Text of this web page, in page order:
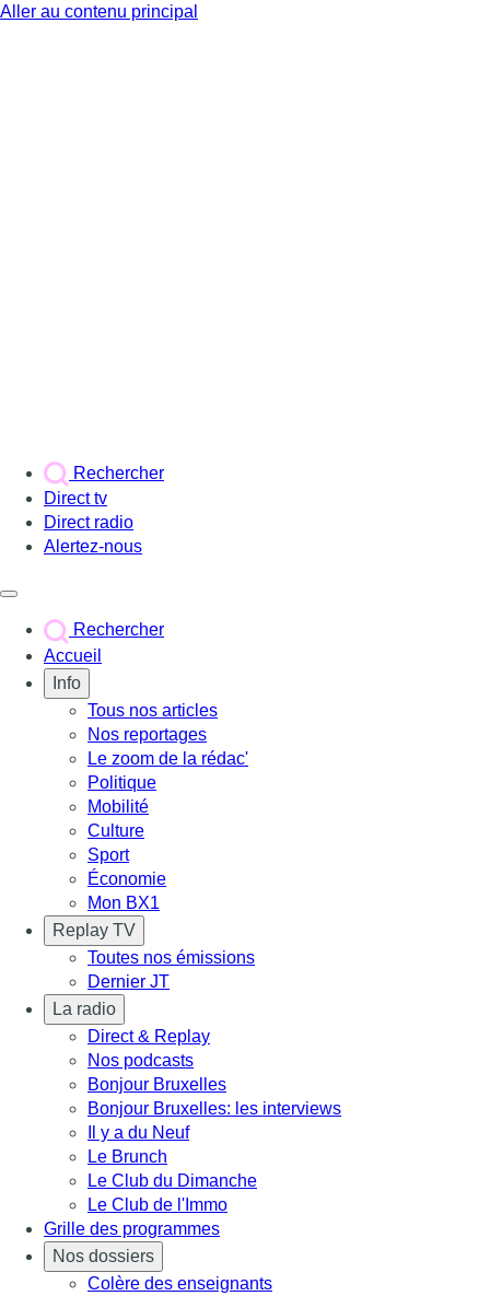
Aller au contenu principal
Rechercher
Direct tv
Direct radio
Alertez-nous
Rechercher
Accueil
Info
Tous nos articles
Nos reportages
Le zoom de la rédac'
Politique
Mobilité
Culture
Sport
Économie
Mon BX1
Replay TV
Toutes nos émissions
Dernier JT
La radio
Direct & Replay
Nos podcasts
Bonjour Bruxelles
Bonjour Bruxelles: les interviews
Il y a du Neuf
Le Brunch
Le Club du Dimanche
Le Club de l'Immo
Grille des programmes
Nos dossiers
Colère des enseignants